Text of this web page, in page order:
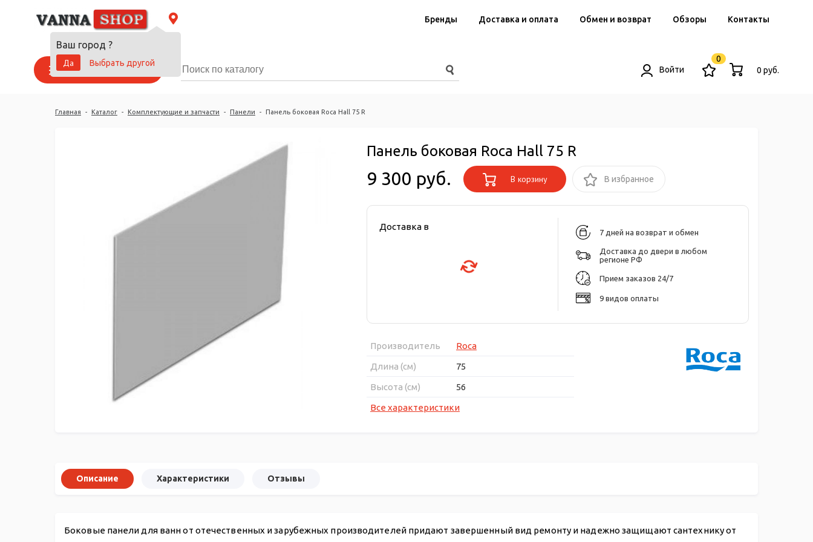
Ваш город ?
Да
Выбрать другой
Бренды Доставка и оплата Обмен и возврат Обзоры Контакты
Каталог товаров Войти
0
0 руб.
Главная - Каталог - Комплектующие и запчасти - Панели - Панель боковая Roca Hall 75 R
Панель боковая Roca Hall 75 R
9 300 руб. В корзину В избранное
Доставка в
7 дней на возврат и обмен
Доставка до двери в любом
регионе РФ
Прием заказов 24/7
9 видов оплаты
Производитель
Roca
Длина (см)
75
Высота (см)
56
Все характеристики
Описание Характеристики Отзывы
Боковые панели для ванн от отечественных и зарубежных производителей придают завершенный вид ремонту и надежно защищают сантехнику от